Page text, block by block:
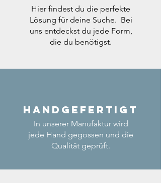
Hier findest du die perfekte
Lösung für deine Suche. Bei
uns entdeckst du jede Form,
die du benötigst.
Handgefertigt
In unserer Manufaktur wird
jede Hand gegossen und die
Qualität geprüft.